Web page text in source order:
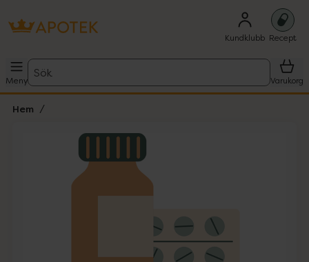
Kundklubb Recept
Meny
Sök
Varukorg
Hem
Lista: . Innehåller 1 objekt.